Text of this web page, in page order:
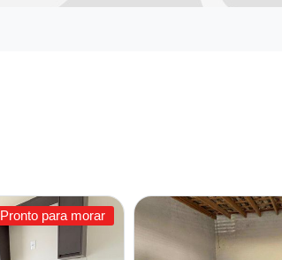
Pronto para morar